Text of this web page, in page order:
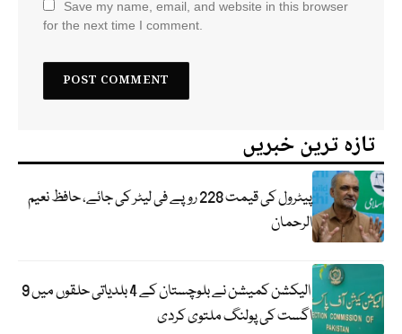
Save my name, email, and website in this browser
for the next time I comment.
تازہ ترین خبریں
پیٹرول کی قیمت 228 روپے فی لیٹر کی جائے، حافظ نعیم
الرحمان
الیکشن کمیشن نے بلوچستان کے 4 بلدیاتی حلقوں میں 9
اگست کی پولنگ ملتوی کردی